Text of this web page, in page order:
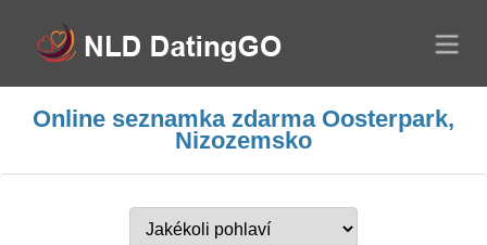
Online seznamka zdarma Oosterpark,
Nizozemsko